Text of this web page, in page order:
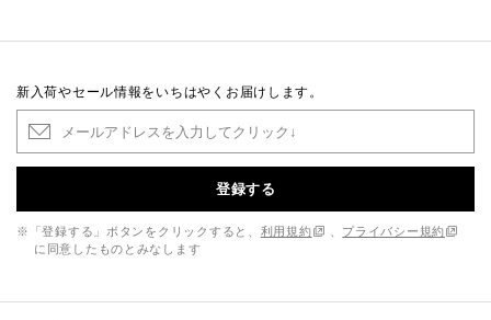
新入荷やセール情報をいちはやくお届けします。
登録する
※「登録する」ボタンをクリックすると、 利用規約
プライバシー規約
に同意したものとみなします